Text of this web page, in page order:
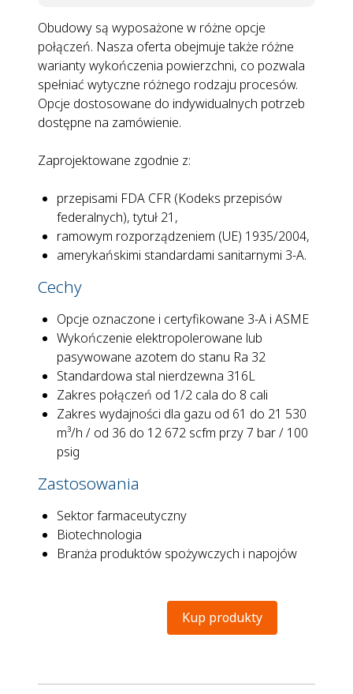
Obudowy są wyposażone w różne opcje
połączeń. Nasza oferta obejmuje także różne
warianty wykończenia powierzchni, co pozwala
spełniać wytyczne różnego rodzaju procesów.
Opcje dostosowane do indywidualnych potrzeb
dostępne na zamówienie.
Zaprojektowane zgodnie z:
przepisami FDA CFR (Kodeks przepisów
federalnych), tytuł 21,
ramowym rozporządzeniem (UE) 1935/2004,
amerykańskimi standardami sanitarnymi 3-A.
Cechy
Opcje oznaczone i certyfikowane 3-A i ASME
Wykończenie elektropolerowane lub
pasywowane azotem do stanu Ra 32
Standardowa stal nierdzewna 316L
Zakres połączeń od 1/2 cala do 8 cali
Zakres wydajności dla gazu od 61 do 21 530
m³/h / od 36 do 12 672 scfm przy 7 bar / 100
psig
Zastosowania
Sektor farmaceutyczny
Biotechnologia
Branża produktów spożywczych i napojów
Kup produkty